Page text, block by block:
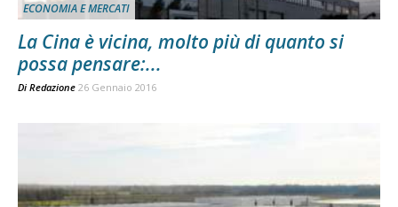
ECONOMIA E MERCATI
La Cina è vicina, molto più di quanto si
possa pensare:...
Di Redazione 26 Gennaio 2016